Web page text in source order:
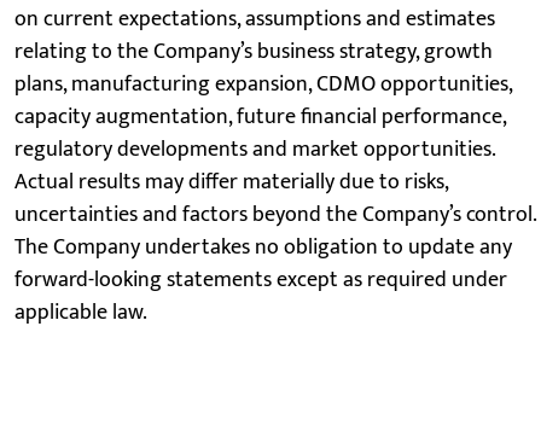
on current expectations, assumptions and estimates
relating to the Company’s business strategy, growth
plans, manufacturing expansion, CDMO opportunities,
capacity augmentation, future financial performance,
regulatory developments and market opportunities.
Actual results may differ materially due to risks,
uncertainties and factors beyond the Company’s control.
The Company undertakes no obligation to update any
forward-looking statements except as required under
applicable law.